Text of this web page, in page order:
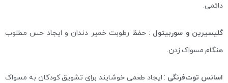
دائمی.
گلیسیرین و سوربیتول : حفظ رطوبت خمیر دندان و ایجاد حس مطلوب
هنگام مسواک زدن.
اسانس توت‌فرنگی : ایجاد طعمی خوشایند برای تشویق کودکان به مسواک